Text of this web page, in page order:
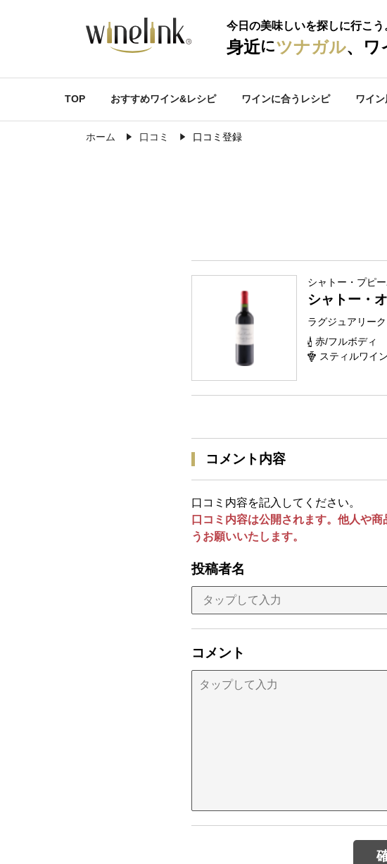
今日の美味しいを探しに行こう
身近にツナガル、ワ
TOP おすすめワイン&レシピ ワインに合うレシピ ワイ
ホーム 口コミ 口コミ登録
シャトー・プピ
シャトー・
ラグジュアリー
赤/フルボディ
スティルワイン
コメント内容
口コミ内容を記入してください。
口コミ内容は公開されます。他人や
うお願いいたします。
投稿者名
コメント